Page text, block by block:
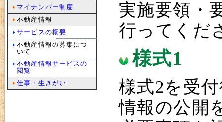
実施要領・
行ってくだ
様式1
様式2を受
情報の公開
マイナンバー制度
不動産情報
サービスの概要
不動産情報の募集につ
いて
不動産情報サービスの
閲覧
仕事・生きがい